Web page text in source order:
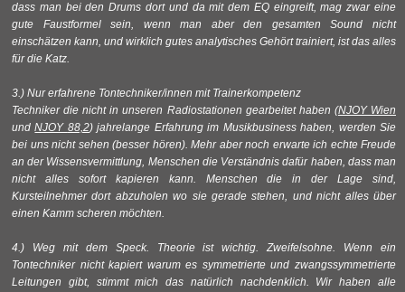
dass man bei den Drums dort und da mit dem EQ eingreift, mag zwar eine
gute Faustformel sein, wenn man aber den gesamten Sound nicht
einschätzen kann, und wirklich gutes analytisches Gehört trainiert, ist das alles
für die Katz.
3.) Nur erfahrene Tontechniker/innen mit Trainerkompetenz
Techniker die nicht in unseren Radiostationen gearbeitet haben (NJOY Wien
undNJOY 88,2) jahrelange Erfahrung im Musikbusiness haben, werden Sie
bei uns nicht sehen (besser hören). Mehr aber noch erwarte ich echte Freude
an der Wissensvermittlung, Menschen die Verständnis dafür haben, dass man
nicht alles sofort kapieren kann. Menschen die in der Lage sind,
Kursteilnehmer dort abzuholen wo sie gerade stehen, und nicht alles über
einen Kamm scheren möchten.
4.) Weg mit dem Speck. Theorie ist wichtig. Zweifelsohne. Wenn ein
Tontechniker nicht kapiert warum es symmetrierte und zwangssymmetrierte
Leitungen gibt, stimmt mich das natürlich nachdenklich. Wir haben alle